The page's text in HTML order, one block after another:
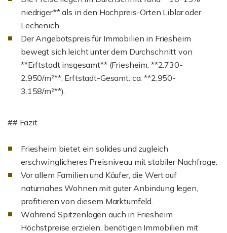
niedriger** als in den Hochpreis-Orten Liblar oder
Lechenich.
Der Angebotspreis für Immobilien in Friesheim
bewegt sich leicht unter dem Durchschnitt von
**Erftstadt insgesamt** (Friesheim: **2.730-
2.950/m²**; Erftstadt-Gesamt: ca. **2.950-
3.158/m²**).
## Fazit
Friesheim bietet ein solides und zugleich
erschwinglicheres Preisniveau mit stabiler Nachfrage.
Vor allem Familien und Käufer, die Wert auf
naturnahes Wohnen mit guter Anbindung legen,
profitieren von diesem Marktumfeld.
Während Spitzenlagen auch in Friesheim
Höchstpreise erzielen, benötigen Immobilien mit